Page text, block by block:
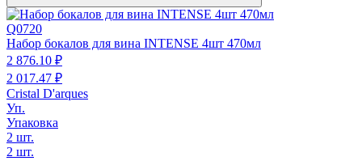
Q0720
Набор бокалов для вина INTENSE 4шт 470мл
2 876.10 ₽
2 017.47 ₽
Cristal D'arques
Уп.
Упаковка
2 шт.
2 шт.